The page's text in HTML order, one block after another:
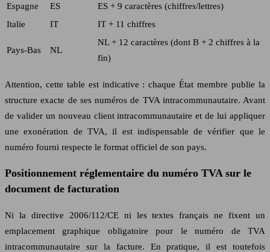
Espagne
ES
ES + 9 caractères (chiffres/lettres)
Italie
IT IT + 11 chiffres
Pays‑Bas NL
NL + 12 caractères (dont B + 2 chiffres à la
fin)
Attention, cette table est indicative : chaque État membre publie la
structure exacte de ses numéros de TVA intracommunautaire. Avant
de valider un nouveau client intracommunautaire et de lui appliquer
une exonération de TVA, il est indispensable de vérifier que le
numéro fourni respecte le format officiel de son pays.
Positionnement réglementaire du numéro TVA sur le
document de facturation
Ni la directive 2006/112/CE ni les textes français ne fixent un
emplacement graphique obligatoire pour le numéro de TVA
intracommunautaire sur la facture. En pratique, il est toutefois